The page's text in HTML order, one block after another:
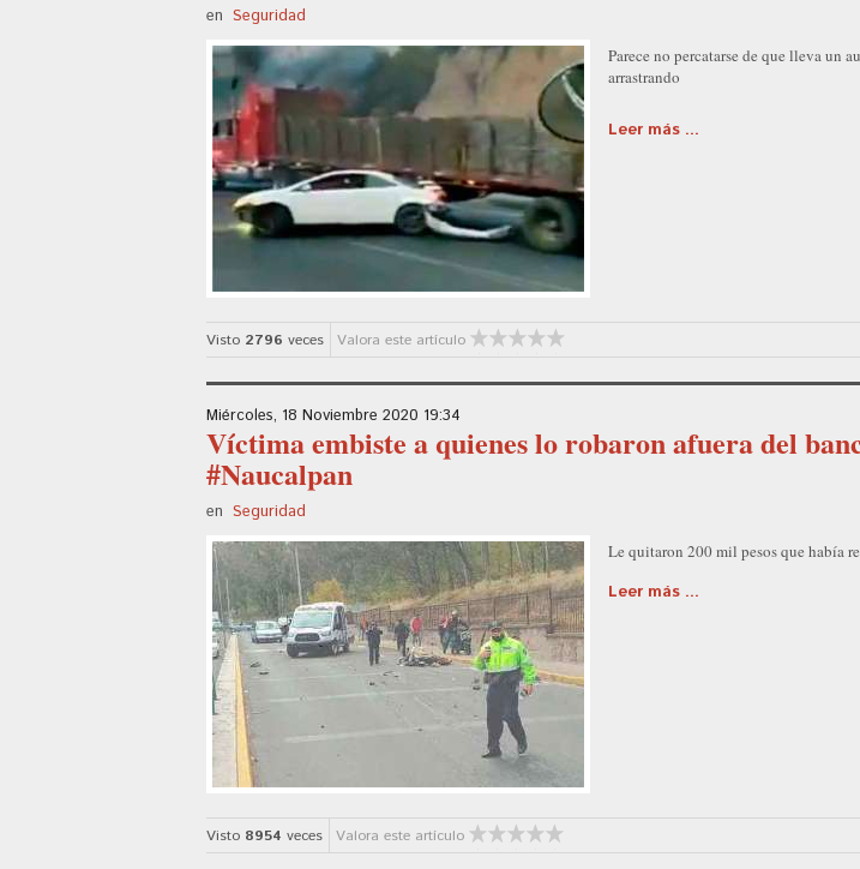
en Seguridad
Parece no percatarse de que lleva un
arrastrando
Leer más ...
Visto 2796 veces Valora este artículo
Miércoles, 18 Noviembre 2020 19:34
Víctima embiste a quienes lo robaron afuera del
#Naucalpan
en Seguridad
Le quitaron 200 mil pesos que había
Leer más ...
Visto 8954 veces Valora este artículo